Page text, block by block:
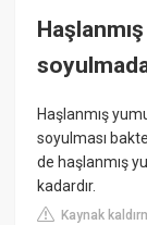
Haşlanmış
soyulması
de haşlanmış
kadardır.
Kaynak